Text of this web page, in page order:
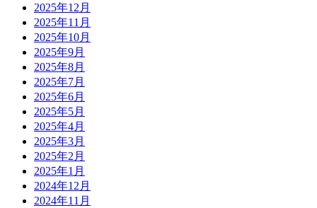
2025年12月
2025年11月
2025年10月
2025年9月
2025年8月
2025年7月
2025年6月
2025年5月
2025年4月
2025年3月
2025年2月
2025年1月
2024年12月
2024年11月